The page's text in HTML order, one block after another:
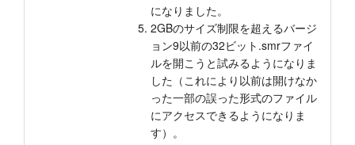
になりました。
2GBのサイズ制限を超えるバージ
ョン9以前の32ビット.smrファイ
ルを開こうと試みるようになりま
した（これにより以前は開けなか
った一部の誤った形式のファイル
にアクセスできるようになりま
す）。